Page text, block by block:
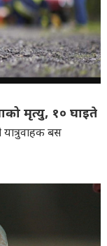
मृत्यु, १० घाइते
यात्रुवाहक बस